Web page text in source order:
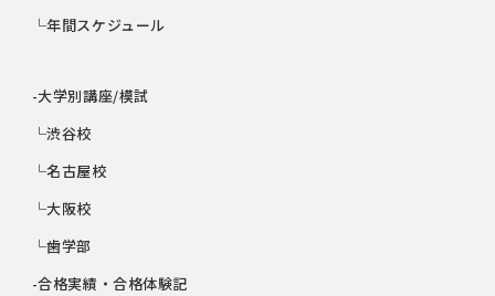
└年間スケジュール
-大学別講座/模試
└渋谷校
└名古屋校
└大阪校
└歯学部
-合格実績・合格体験記